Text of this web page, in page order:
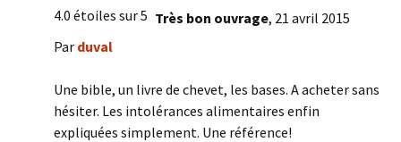
4.0 étoiles sur 5 Très bon ouvrage, 21 avril 2015
Par duval
Une bible, un livre de chevet, les bases. A acheter sans
hésiter. Les intolérances alimentaires enfin
expliquées simplement. Une référence!